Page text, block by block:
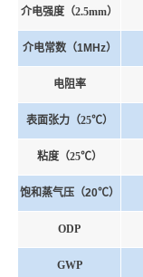
介电强度（2.5mm）
介电常数（1MHz）
电阻率
表面张力（25℃）
粘度（25℃）
饱和蒸气压（20℃）
ODP
GWP